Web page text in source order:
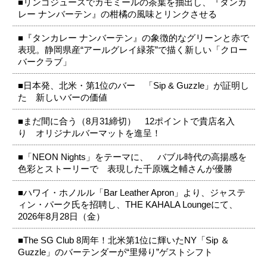
■リンゴジュースでカモミールの茶葉を抽出し、『タンカ
レー ナンバーテン』の柑橘の風味とリンクさせる
■『タンカレー ナンバーテン』の象徴的なグリーンと赤で
表現。静岡県産“アールグレイ緑茶”で描く新しい「クロー
バークラブ」
■日本発、北米・第1位のバー 「Sip & Guzzle」が証明し
た 新しいバーの価値
■まだ間に合う（8月31締切） 12ポイントで貴店名入
り オリジナルバーマットを進呈！
■「NEON Nights」をテーマに、 バブル時代の高揚感を
色彩とストーリーで 表現した千原颯之輔さんが優勝
■ハワイ・ホノルル「Bar Leather Apron」より、ジャステ
ィン・パーク氏を招聘し、THE KAHALA Loungeにて、
2026年8月28日（金）
■The SG Club 8周年！北米第1位に輝いたNY「Sip ＆
Guzzle」のバーテンダーが“里帰り”ゲストシフト